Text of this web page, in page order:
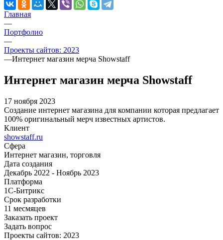
Главная
—
Портфолио
—
Проекты сайтов: 2023
—Интернет магазин мерча Showstaff
Интернет магазин мерча Showstaff
17 ноября 2023
Создание интернет магазина для компании которая предлагает
100% оригинальный мерч известных артистов.
Клиент
showstaff.ru
Сфера
Интернет магазин, торговля
Дата создания
Декабрь 2022 - Ноябрь 2023
Платформа
1С-Битрикс
Срок разработки
11 месмяцев
Заказать проект
Задать вопрос
Проекты сайтов: 2023